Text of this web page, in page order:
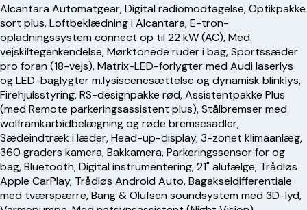
Alcantara Automatgear, Digital radiomodtagelse, Optikpakke
sort plus, Loftbeklædning i Alcantara, E-tron-
opladningssystem connect op til 22 kW (AC), Med
vejskiltegenkendelse, Mørktonede ruder i bag, Sportssæder
pro foran (18-vejs), Matrix-LED-forlygter med Audi laserlys
og LED-baglygter m.lysiscenesættelse og dynamisk blinklys,
Firehjulsstyring, RS-designpakke rød, Assistentpakke Plus
(med Remote parkeringsassistent plus), Stålbremser med
wolframkarbidbelægning og røde bremsesadler,
Sædeindtræk i læder, Head-up-display, 3-zonet klimaanlæg,
360 graders kamera, Bakkamera, Parkeringssensor for og
bag, Bluetooth, Digital instrumentering, 21" alufælge, Trådløs
Apple CarPlay, Trådløs Android Auto, Bagakseldifferentiale
med tværspærre, Bang & Olufsen soundsystem med 3D-lyd,